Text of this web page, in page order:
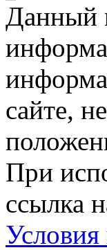
Данный
сайте,
При
ссылка
Условия